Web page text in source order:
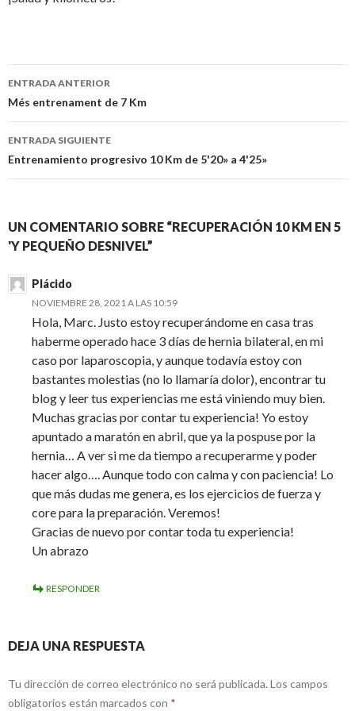
Navegación
de
entradas
ENTRADA ANTERIOR
Més entrenament de 7 Km
ENTRADA SIGUIENTE
Entrenamiento progresivo 10 Km de 5'20» a 4'25»
UN COMENTARIO SOBRE “RECUPERACIÓN 10 KM EN 5
'Y PEQUEÑO DESNIVEL”
Plácido
NOVIEMBRE 28, 2021 A LAS 10:59
Hola, Marc. Justo estoy recuperándome en casa tras
haberme operado hace 3 días de hernia bilateral, en mi
caso por laparoscopia, y aunque todavía estoy con
bastantes molestias (no lo llamaría dolor), encontrar tu
blog y leer tus experiencias me está viniendo muy bien.
Muchas gracias por contar tu experiencia! Yo estoy
apuntado a maratón en abril, que ya la pospuse por la
hernia… A ver si me da tiempo a recuperarme y poder
hacer algo…. Aunque todo con calma y con paciencia! Lo
que más dudas me genera, es los ejercicios de fuerza y
core para la preparación. Veremos!
Gracias de nuevo por contar toda tu experiencia!
Un abrazo
RESPONDER
DEJA UNA RESPUESTA
Tu dirección de correo electrónico no será publicada. Los campos
obligatorios están marcados con *